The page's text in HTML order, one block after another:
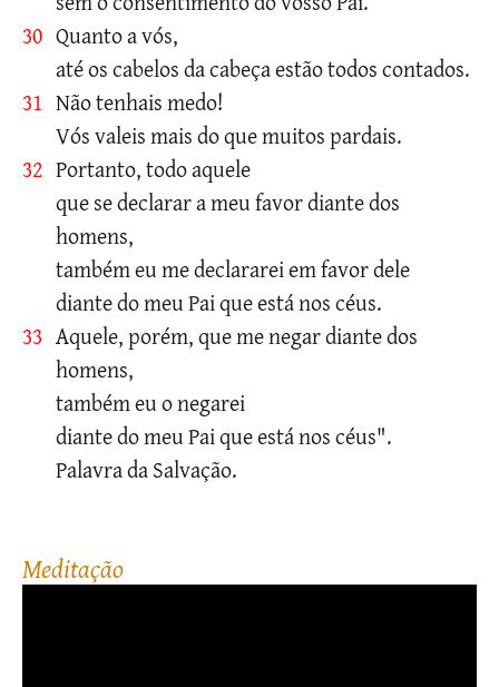
30 Quanto a vós,
até os cabelos da cabeça estão todos contados.
31 Não tenhais medo!
Vós valeis mais do que muitos pardais.
32 Portanto, todo aquele
que se declarar a meu favor diante dos
homens,
também eu me declararei em favor dele
diante do meu Pai que está nos céus.
33 Aquele, porém, que me negar diante dos
homens,
também eu o negarei
diante do meu Pai que está nos céus".
Palavra da Salvação.
meditação